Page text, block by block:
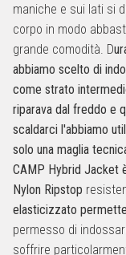
maniche e sui lati si
corpo in modo
grande comodità. D
abbiamo scelto di
come strato
riparava dal freddo e
scaldarci l'abbiamo
solo una maglia
CAMP Hybrid Jacket
Nylon Ripstop
elasticizzato
permesso di
soffrire